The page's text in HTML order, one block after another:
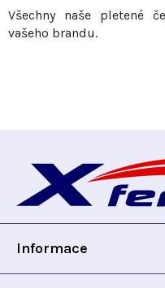
Všechny naše pletené
vašeho brandu.
p
Informace